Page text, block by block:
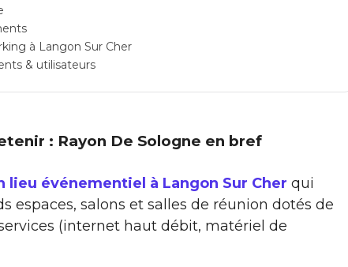
à Langon Sur Cher
& utilisateurs
: Rayon De Sologne en bref
lieu événementiel à Langon Sur Cher qui
espaces, salons et salles de réunion dotés de
(internet haut débit, matériel de